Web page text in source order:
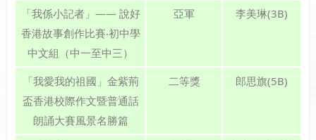
「我係小記者」—— 說好
香港故事創作比賽‧初中學
中文組（中一至中三）
亞軍 李美琳(3B)
「我愛我的祖國」金紫荊
盃香港校際作文暨普通話
朗誦大賽風景名勝篇
二等獎 郎思旗(5B)